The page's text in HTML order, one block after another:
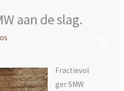
aan de slag.
Fractievol
ger SMW